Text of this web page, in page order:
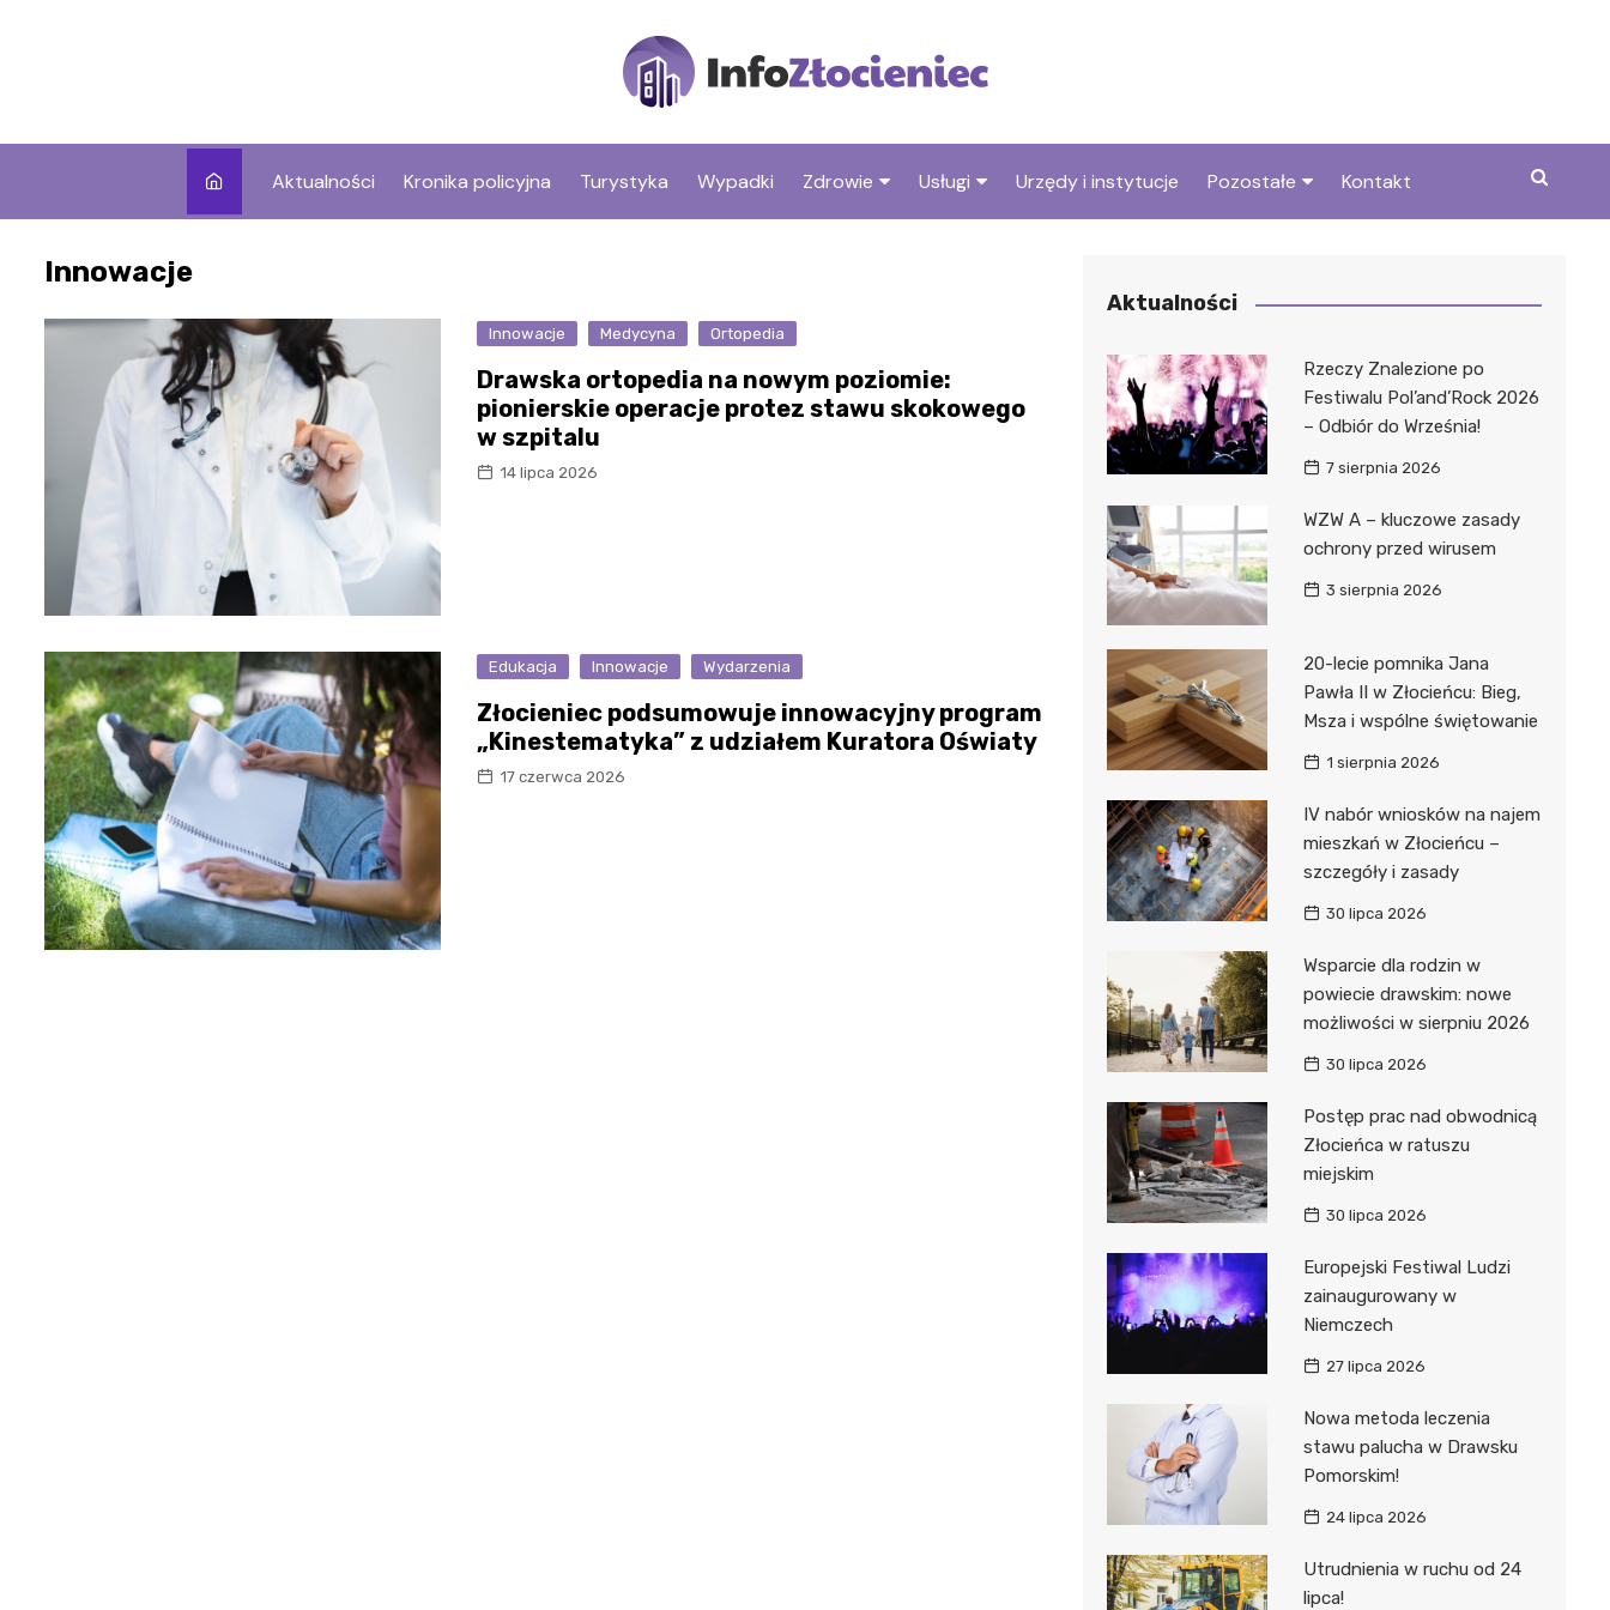
Aktualności Kronika policyjna Turystyka Wypadki Zdrowie Usługi Urzędy i instytucje Pozostałe Kontakt
Innowacje
Innowacje Medycyna Ortopedia
Drawska ortopedia na nowym poziomie:
pionierskie operacje protez stawu skokowego
w szpitalu
14 lipca 2026
Edukacja Innowacje Wydarzenia
Złocieniec podsumowuje innowacyjny program
„Kinestematyka” z udziałem Kuratora Oświaty
17 czerwca 2026
Aktualności
Rzeczy Znalezione po
Festiwalu Pol’and’Rock 2026
– Odbiór do Września!
7 sierpnia 2026
WZW A – kluczowe zasady
ochrony przed wirusem
3 sierpnia 2026
20-lecie pomnika Jana
Pawła II w Złocieńcu: Bieg,
Msza i wspólne świętowanie
1 sierpnia 2026
IV nabór wniosków na najem
mieszkań w Złocieńcu –
szczegóły i zasady
30 lipca 2026
Wsparcie dla rodzin w
powiecie drawskim: nowe
możliwości w sierpniu 2026
30 lipca 2026
Postęp prac nad obwodnicą
Złocieńca w ratuszu
miejskim
30 lipca 2026
Europejski Festiwal Ludzi
zainaugurowany w
Niemczech
27 lipca 2026
Nowa metoda leczenia
stawu palucha w Drawsku
Pomorskim!
24 lipca 2026
Utrudnienia w ruchu od 24
lipca!